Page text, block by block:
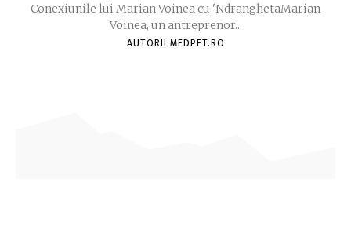
Conexiunile lui Marian Voinea cu 'NdranghetaMarian
Voinea, un antreprenor...
AUTORII MEDPET.RO